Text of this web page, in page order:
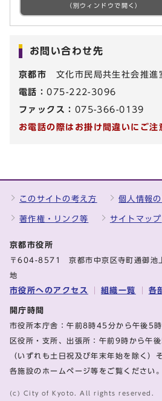
（別ウィンドウで開く）
お問い合わせ先
京都市 文化市民局共生社会推進
電話：075-222-3096
ファックス： 075-366-0139
お電話の際はお掛け間違いにご注
このサイトの考え方 個人情報
著作権・リンク等 サイトマップ
京都市役所
〒604-8571 京都市中京区寺町通御池
地
市役所へのアクセス 組織一覧 各
開庁時間
市役所本庁舎：午前8時45分から午後5
区役所・支所、出張所：午前9時から午
（いずれも土日祝及び年末年始を除く）
各施設のホームページ等をご覧ください。
(c) City of Kyoto. All rights reserved.